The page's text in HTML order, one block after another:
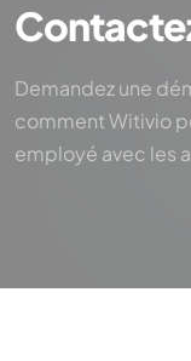
Demandez une
comment Witivio
employé avec les